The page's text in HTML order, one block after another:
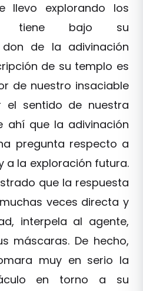
llevo explorando los
tiene bajo su
de la adivinación
de su templo es
de nuestro insaciable
el sentido de nuestra
ahí que la adivinación
pregunta respecto a
a la exploración futura.
que la respuesta
veces directa y
interpela al agente,
máscaras. De hecho,
muy en serio la
en torno a su